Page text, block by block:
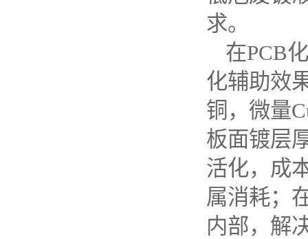
求。
在PCB
化辅助效
铜，微量
板面镀层
活化，成
属消耗；
内部，解